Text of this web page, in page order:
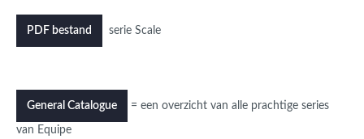
PDF bestand serie Scale
General Catalogue = een overzicht van alle prachtige series
van Equipe